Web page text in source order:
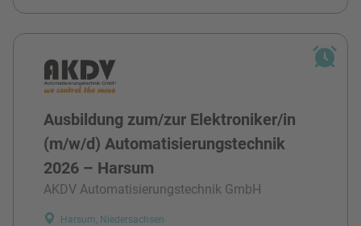
Ausbildung zum/zur Elektroniker/in
(m/w/d) Automatisierungstechnik
2026 – Harsum
AKDV Automatisierungstechnik GmbH
Harsum, Niedersachsen